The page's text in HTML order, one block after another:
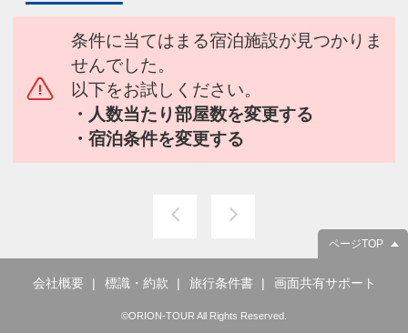
条件に当てはまる宿泊施設が見つかりま
せんでした。
以下をお試しください。
・人数当たり部屋数を変更する
・宿泊条件を変更する
ページTOP
会社概要 標識・約款 旅行条件書 画面共有サポート
©ORION-TOUR All Rights Reserved.